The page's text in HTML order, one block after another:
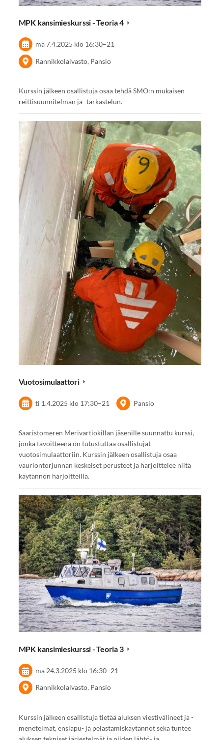
MPK kansimieskurssi - Teoria 4
ma 7.4.2025 klo 16:30–21
Rannikkolaivasto, Pansio
Kurssin jälkeen osallistuja osaa tehdä SMO:n mukaisen
reittisuunnitelman ja -tarkastelun.
Vuotosimulaattori
ti 1.4.2025 klo 17:30–21 Pansio
Saaristomeren Merivartiokillan jäsenille suunnattu kurssi,
jonka tavoitteena on tutustuttaa osallistujat
vuotosimulaattoriin. Kurssin jälkeen osallistuja osaa
vauriontorjunnan keskeiset perusteet ja harjoittelee niitä
käytännön harjoitteilla.
MPK kansimieskurssi - Teoria 3
ma 24.3.2025 klo 16:30–21
Rannikkolaivasto, Pansio
Kurssin jälkeen osallistuja tietää aluksen viestivälineet ja -
menetelmät, ensiapu- ja pelastamiskäytännöt sekä tuntee